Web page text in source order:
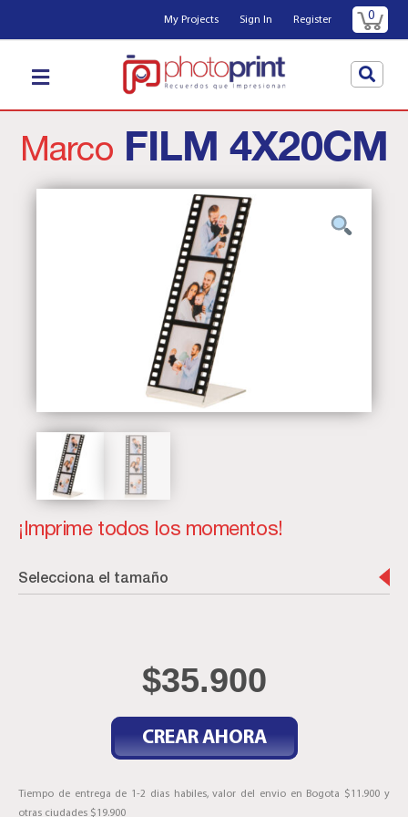
My Projects Sign In Register 0
MarcoFILM 4X20CM
¡Imprime todos los momentos!
Selecciona el tamaño
$35.900
CREAR AHORA
Tiempo de entrega de 1-2 dias habiles, valor del envio en Bogota $11.900 y
otras ciudades $19.900